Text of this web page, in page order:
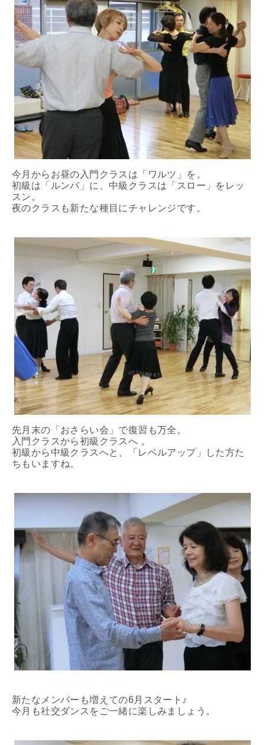
今月からお昼の入門クラスは「ワルツ」を。
初級は「ルンバ」に、中級クラスは「スロー」をレッ
スン。
夜のクラスも新たな種目にチャレンジです。
先月末の「おさらい会」で復習も万全。
入門クラスから初級クラスへ 。
初級から中級クラスへと、「レベルアップ」した方た
ちもいますね。
新たなメンバーも増えての6月スタート♪
今月も社交ダンスをご一緒に楽しみましょう。